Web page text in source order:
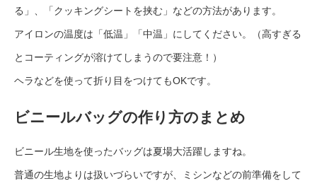
る」、「クッキングシートを挟む」などの方法があります。
アイロンの温度は「低温」「中温」にしてください。（高すぎる
とコーティングが溶けてしまうので要注意！）
ヘラなどを使って折り目をつけてもOKです。
ビニールバッグの作り方のまとめ
ビニール生地を使ったバッグは夏場大活躍しますね。
普通の生地よりは扱いづらいですが、ミシンなどの前準備をして